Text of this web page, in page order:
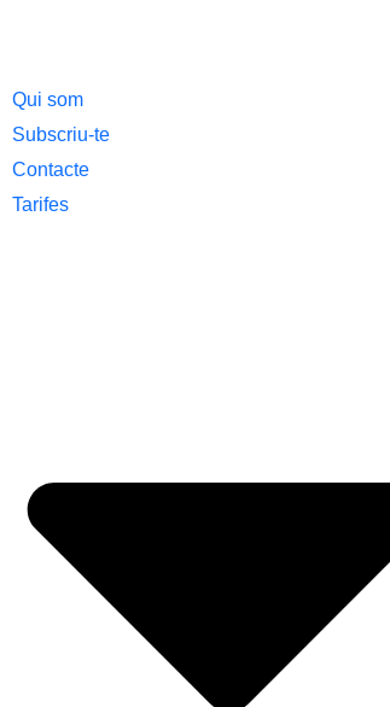
Qui som
Subscriu-te
Contacte
Tarifes